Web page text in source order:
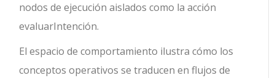
nodos de ejecución aislados como la acción
evaluarIntención.
El espacio de comportamiento ilustra cómo los
conceptos operativos se traducen en flujos de